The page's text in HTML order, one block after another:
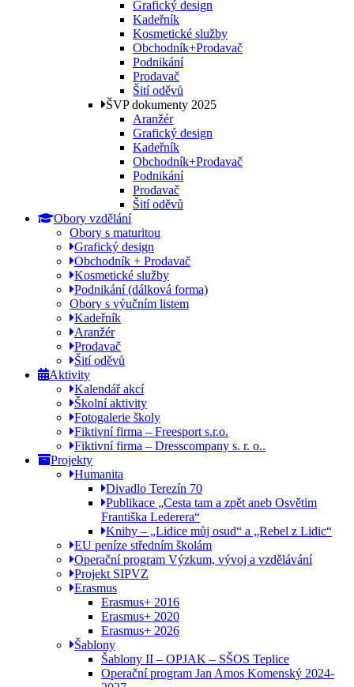
Grafický design
Kadeřník
Kosmetické služby
Obchodník+Prodavač
Podnikání
Prodavač
Šití oděvů
ŠVP dokumenty 2025
Aranžér
Grafický design
Kadeřník
Obchodník+Prodavač
Podnikání
Prodavač
Šití oděvů
Obory vzdělání
Obory s maturitou
Grafický design
Obchodník + Prodavač
Kosmetické služby
Podnikání (dálková forma)
Obory s výučním listem
Kadeřník
Aranžér
Prodavač
Šití oděvů
Aktivity
Kalendář akcí
Školní aktivity
Fotogalerie školy
Fiktivní firma – Freesport s.r.o.
Fiktivní firma – Dresscompany s. r. o..
Projekty
Humanita
Divadlo Terezín 70
Publikace „Cesta tam a zpět aneb Osvětim
Františka Lederera“
Knihy – „Lidice můj osud“ a „Rebel z Lidic“
EU peníze středním školám
Operační program Výzkum, vývoj a vzdělávání
Projekt SIPVZ
Erasmus
Erasmus+ 2016
Erasmus+ 2020
Erasmus+ 2026
Šablony
Šablony II – OPJAK – SŠOS Teplice
Operační program Jan Amos Komenský 2024-